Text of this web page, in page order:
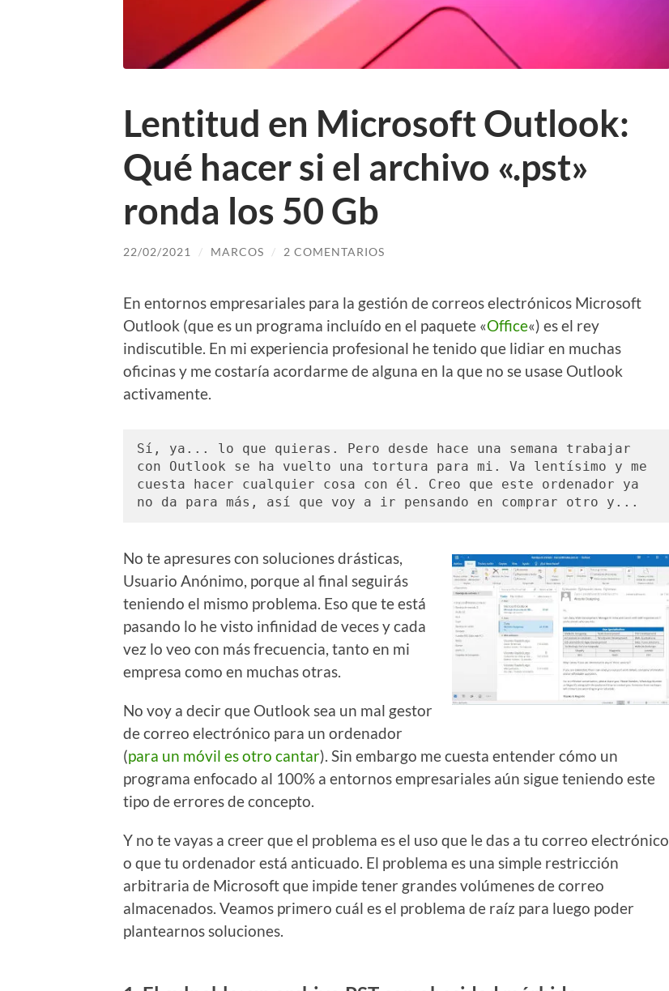
Lentitud en Microsoft Outlook:
Qué hacer si el archivo «.pst»
ronda los 50 Gb
22/02/2021 / MARCOS / 2 COMENTARIOS
En entornos empresariales para la gestión de correos electrónicos Microsoft
Outlook (que es un programa incluído en el paquete «Office«) es el rey
indiscutible. En mi experiencia profesional he tenido que lidiar en muchas
oficinas y me costaría acordarme de alguna en la que no se usase Outlook
activamente.
Sí, ya... lo que quieras. Pero desde hace una semana trabajar
con Outlook se ha vuelto una tortura para mi. Va lentísimo y me
cuesta hacer cualquier cosa con él. Creo que este ordenador ya
no da para más, así que voy a ir pensando en comprar otro y...
No te apresures con soluciones drásticas,
Usuario Anónimo, porque al final seguirás
teniendo el mismo problema. Eso que te está
pasando lo he visto infinidad de veces y cada
vez lo veo con más frecuencia, tanto en mi
empresa como en muchas otras.
No voy a decir que Outlook sea un mal gestor
de correo electrónico para un ordenador
(para un móvil es otro cantar). Sin embargo me cuesta entender cómo un
programa enfocado al 100% a entornos empresariales aún sigue teniendo este
tipo de errores de concepto.
Y no te vayas a creer que el problema es el uso que le das a tu correo electrónico
o que tu ordenador está anticuado. El problema es una simple restricción
arbitraria de Microsoft que impide tener grandes volúmenes de correo
almacenados. Veamos primero cuál es el problema de raíz para luego poder
plantearnos soluciones.